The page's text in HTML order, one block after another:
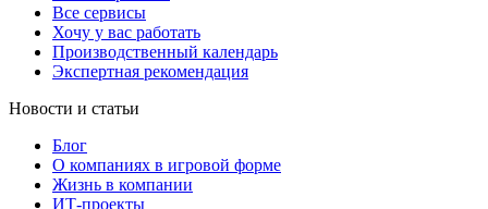
Все сервисы
Хочу у вас работать
Производственный календарь
Экспертная рекомендация
Новости и статьи
Блог
О компаниях в игровой форме
Жизнь в компании
ИТ-проекты